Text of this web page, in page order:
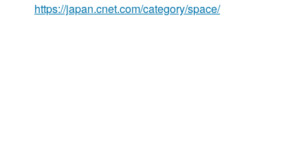
https://japan.cnet.com/category/space/